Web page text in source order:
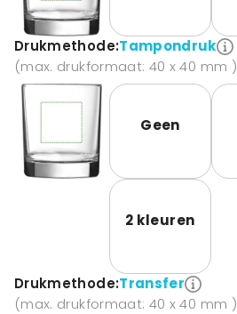
Drukmethode:Tampondruk
(max. drukformaat: 40 x 40 mm )
Geen
2 kleuren
Drukmethode:Transfer
(max. drukformaat: 40 x 40 mm )